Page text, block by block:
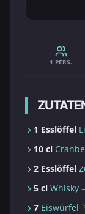
1 PERS.
1 Esslöffel
10 cl
2 Esslöffel
5 cl Whisky
7 Eiswürfel